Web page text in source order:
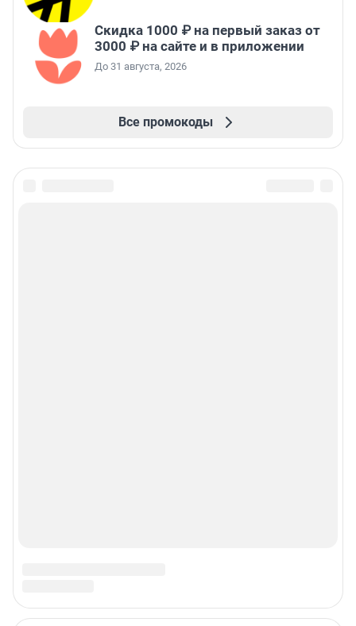
Скидка 1000 ₽ на первый заказ от
3000 ₽ на сайте и в приложении
До 31 августа, 2026
Все промокоды